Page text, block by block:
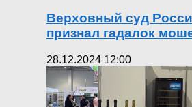
Верховный суд
признал гадалок
28.12.2024 12:00